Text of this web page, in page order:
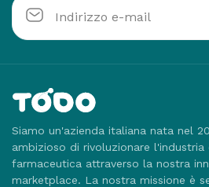
Siamo un'azienda italiana nata nel
ambizioso di rivoluzionare
farmaceutica attraverso la nostra
marketplace. La nostra missione è